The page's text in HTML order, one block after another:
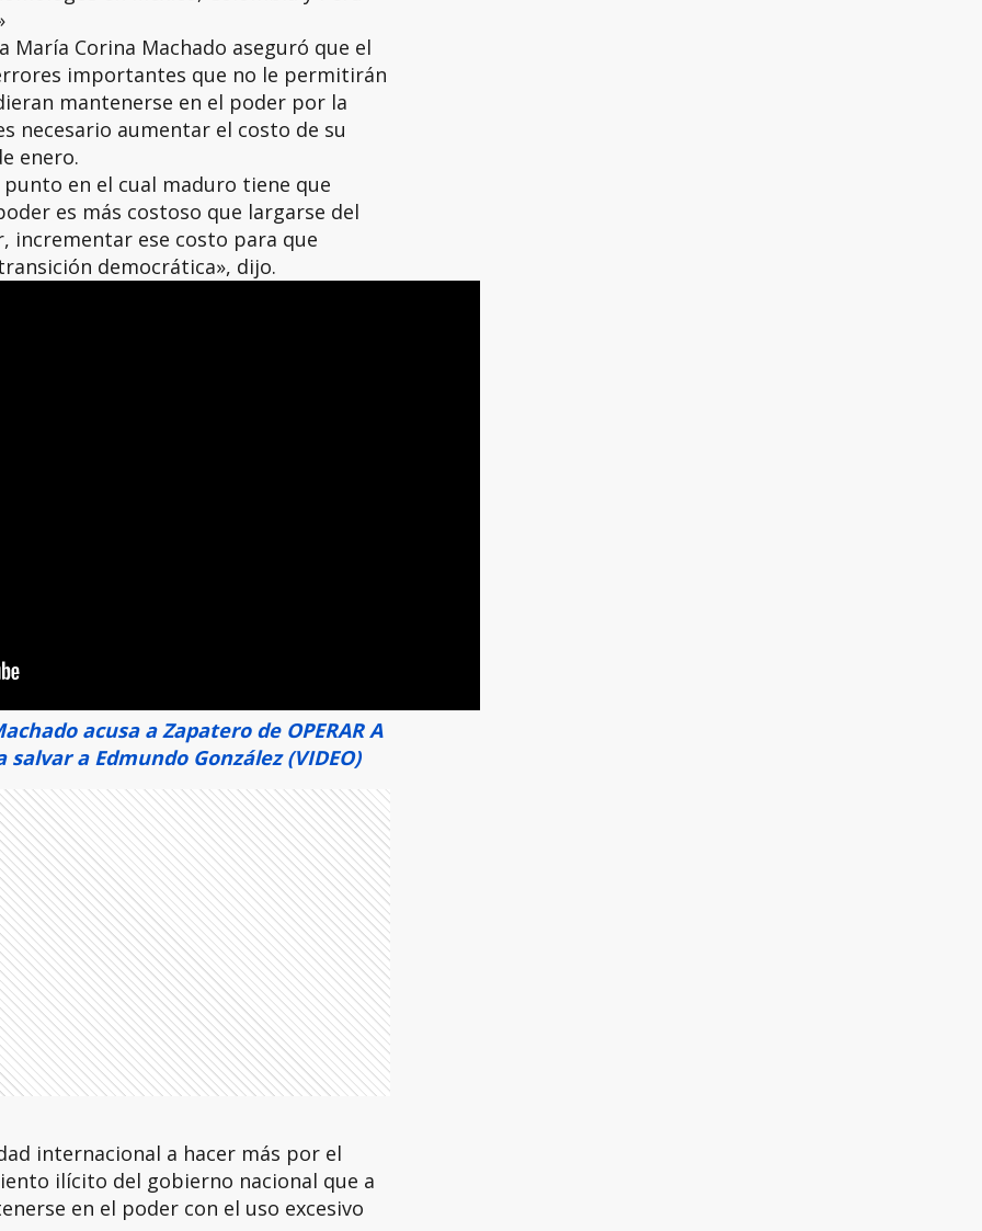
Corina Machado aseguró que el
importantes que no le permitirán
mantenerse en el poder por la
necesario aumentar el costo de su
enero.
en el cual maduro tiene que
es más costoso que largarse del
incrementar ese costo para que
democrática», dijo.
acusa a Zapatero de OPERAR A
salvar a Edmundo González (VIDEO)
internacional a hacer más por el
ilícito del gobierno nacional que a
en el poder con el uso excesivo